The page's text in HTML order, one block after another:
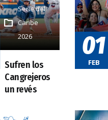
Serie del
Caribe
2026
01
FEB